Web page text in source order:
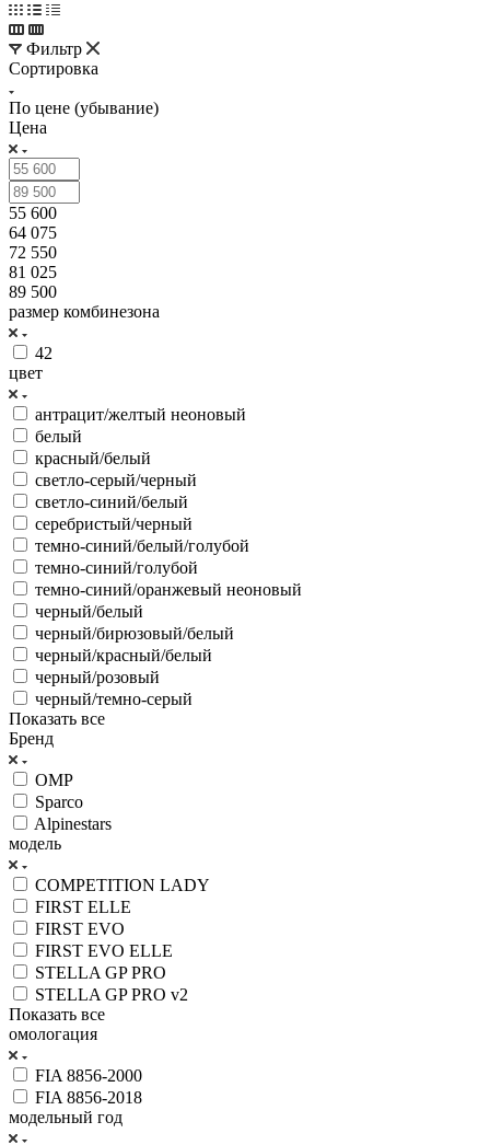
Фильтр
Сортировка
По цене (убывание)
Цена
55 600
64 075
72 550
81 025
89 500
размер комбинезона
42
цвет
антрацит/желтый неоновый
белый
красный/белый
светло-серый/черный
светло-синий/белый
серебристый/черный
темно-синий/белый/голубой
темно-синий/голубой
темно-синий/оранжевый неоновый
черный/белый
черный/бирюзовый/белый
черный/красный/белый
черный/розовый
черный/темно-серый
Показать все
Бренд
OMP
Sparco
Alpinestars
модель
COMPETITION LADY
FIRST ELLE
FIRST EVO
FIRST EVO ELLE
STELLA GP PRO
STELLA GP PRO v2
Показать все
омологация
FIA 8856-2000
FIA 8856-2018
модельный год